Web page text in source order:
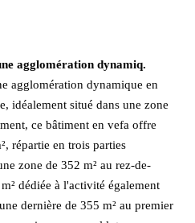
agglomération dynamiq.
agglomération dynamique en
idéalement situé dans une zone
ce bâtiment en vefa offre
répartie en trois parties
zone de 352 m² au rez-de-
dédiée à l'activité également
dernière de 355 m² au premier